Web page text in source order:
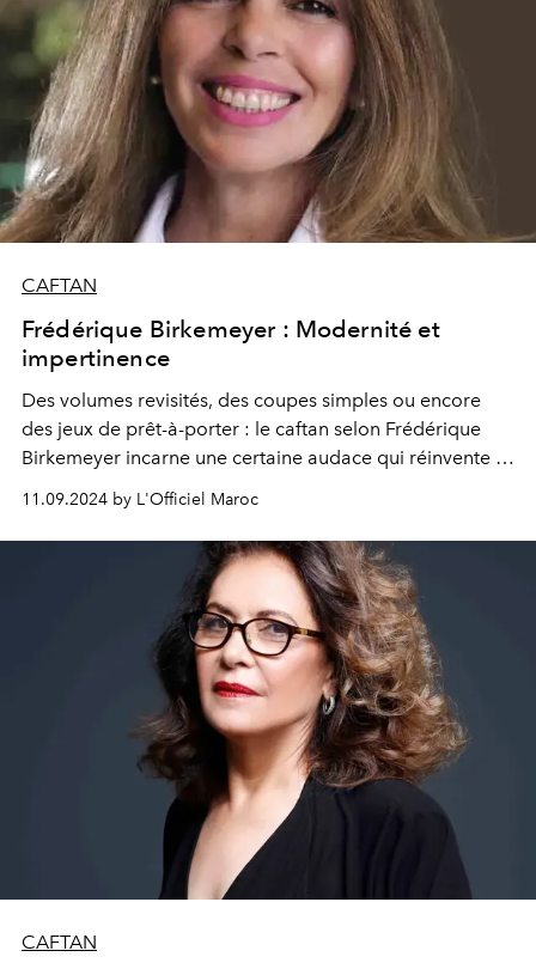
CAFTAN
Frédérique Birkemeyer : Modernité et
impertinence
Des volumes revisités, des coupes simples ou encore
des jeux de prêt-à-porter : le caftan selon Frédérique
Birkemeyer incarne une certaine audace qui réinvente le
style beldi avec modernité autour de pièces à porter en
toute circonstance.
Caftan.
11.09.2024 by L'Officiel Maroc
CAFTAN